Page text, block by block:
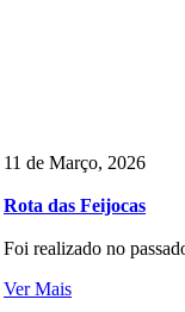
11 de Março, 2026
Rota das Feijocas
Foi realizado no
Ver Mais